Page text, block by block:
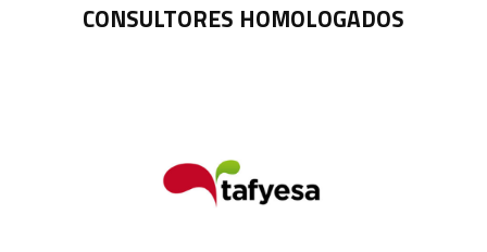
CONSULTORES HOMOLOGADOS